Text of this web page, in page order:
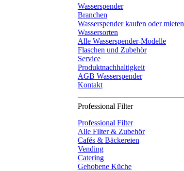
Wasserspender
Branchen
Wasserspender kaufen oder mieten
Wassersorten
Alle Wasserspender-Modelle
Flaschen und Zubehör
Service
Produktnachhaltigkeit
AGB Wasserspender
Kontakt
Professional Filter
Professional Filter
Alle Filter & Zubehör
Cafés & Bäckereien
Vending
Catering
Gehobene Küche